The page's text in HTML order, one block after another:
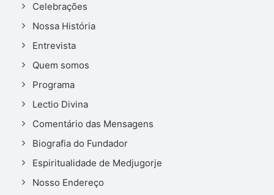
Celebrações
Nossa História
Entrevista
Quem somos
Programa
Lectio Divina
Comentário das Mensagens
Biografia do Fundador
Espiritualidade de Medjugorje
Nosso Endereço